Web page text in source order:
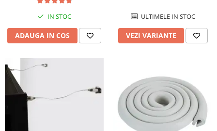
IN STOC
ADAUGA IN COS
ULTIMELE IN STOC
VEZI VARIANTE